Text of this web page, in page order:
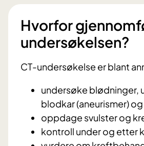
Hvorfor
undersøkelsen?
CT-undersøkelse er blant
undersøke blødninger,
blodkar (aneurismer)
oppdage svulster og
kontroll under og etter